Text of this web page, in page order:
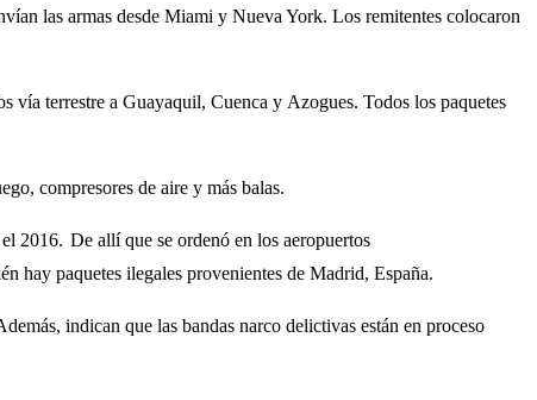
las armas desde Miami y Nueva York. Los remitentes colocaron
vía terrestre a Guayaquil, Cuenca y Azogues. Todos los paquetes
compresores de aire y más balas.
2016. De allí que se ordenó en los aeropuertos
hay paquetes ilegales provenientes de Madrid, España.
indican que las bandas narco delictivas están en proceso